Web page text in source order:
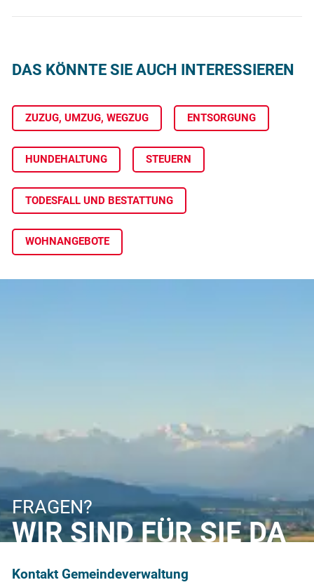
DAS KÖNNTE SIE AUCH INTERESSIEREN
ZUZUG, UMZUG, WEGZUG ENTSORGUNG
HUNDEHALTUNG STEUERN
TODESFALL UND BESTATTUNG
WOHNANGEBOTE
FRAGEN?
WIR SIND FÜR SIE DA
Kontakt Gemeindeverwaltung